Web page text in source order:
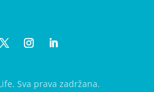
Sva prava zadržana.